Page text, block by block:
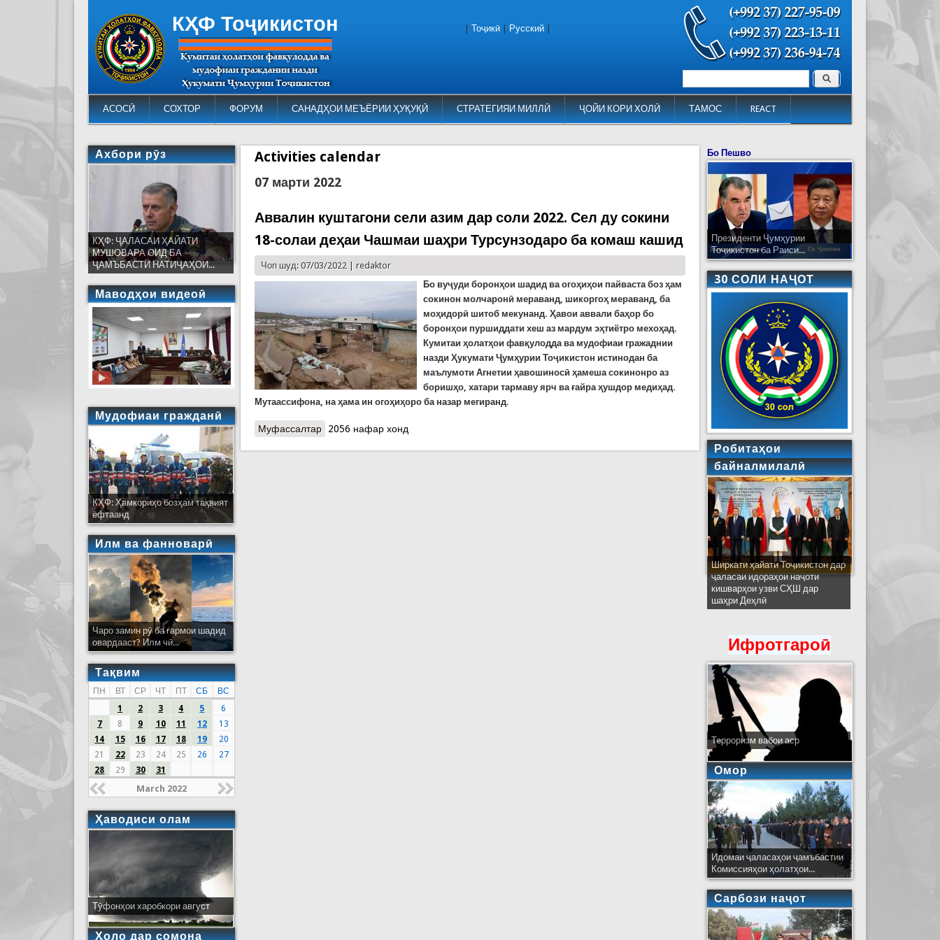
КҲФ Тоҷикистон
АСОСӢ СОХТОР ФОРУМ САНАДҲОИ МЕЪЁРИИ ҲУҚУҚӢ СТРАТЕГИЯИ МИЛЛӢ ҶОЙИ КОРИ ХОЛӢ ТАМОС REACT
Форма поиска Поиск
Тоҷикӣ Русский
Activities calendar
07 марти 2022
Аввалин куштагони сели азим дар соли 2022. Сел ду сокини
18-солаи деҳаи Чашмаи шаҳри Турсунзодаро ба комаш кашид
Чоп шуд: 07/03/2022 |redaktor
Бо вуҷуди боронҳои шадид ва огоҳиҳои пайваста боз ҳам
сокинон молчаронӣ мераванд, шикоргоҳ мераванд, ба
моҳидорӣ шитоб мекунанд. Ҳавои аввали баҳор бо
боронҳои пуршиддати хеш аз мардум эҳтиётро мехоҳад.
Кумитаи ҳолатҳои фавқулодда ва мудофиаи гражаднии
назди Ҳукумати Ҷумҳурии Тоҷикистон истинодан ба
маълумоти Агнетии ҳавошиносӣ ҳамеша сокинонро аз
боришҳо, хатари тармаву ярч ва ғайра ҳушдор медиҳад.
Мутаассифона, на ҳама ин огоҳиҳоро ба назар мегиранд.
Муфассалтар о Аввалин куштагони сели азим дар соли 2022. Сел ду сокини 18-солаи деҳаи Чашмаи шаҳри Турсунзодаро ба
2056 нафар хонд
Ахбори рӯз
КҲФ: ҶАЛАСАИ ҲАЙАТИ
МУШОВАРА ОИД БА
ҶАМЪБАСТИ НАТИҶАҲОИ...
Маводҳои видеоӣ
Мудофиаи гражданӣ
КҲФ: Ҳамкориҳо бозҳам тақвият
ёфтаанд
Илм ва фанноварӣ
Чаро замин рӯ ба гармои шадид
овардааст? Илм чӣ...
Тақвим
ПН ВТ СР ЧТ ПТ СБ
ВС
1
2 3 4 5
6
7
8 9 10 11 12
13
14
15 16 17 18 19
20
21
22 23 24 25 26
27
28
29 30 31
March 2022
Ҳаводиси олам
Тӯфонҳои харобкори август
Ҳоло дар сомона
Бо Пешво
Президенти Ҷумҳурии
Тоҷикистон ба Раиси...
30 СОЛИ НАҶОТ
Робитаҳои
байналмилалӣ
Ширкати ҳайати Тоҷикистон дар
ҷаласаи идораҳои наҷоти
кишварҳои узви СҲШ дар
шаҳри Деҳлӣ
Ифротгароӣ
Терроризм вабои аср
Омор
Идомаи ҷаласаҳои ҷамъбастии
Комиссияҳои ҳолатҳои...
Сарбози наҷот